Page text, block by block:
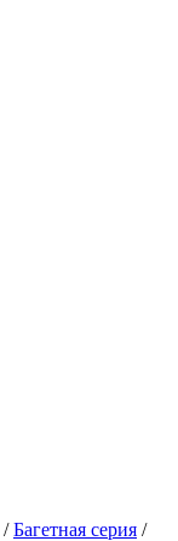
/Багетная серия /